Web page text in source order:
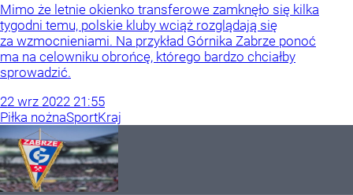
Mimo że letnie okienko transferowe zamknęło się kilka
tygodni temu, polskie kluby wciąż rozglądają się
za wzmocnieniami. Na przykład Górnika Zabrze ponoć
ma na celowniku obrońcę, którego bardzo chciałby
sprowadzić.
22 wrz 2022 21:55
Piłka nożnaSportKraj